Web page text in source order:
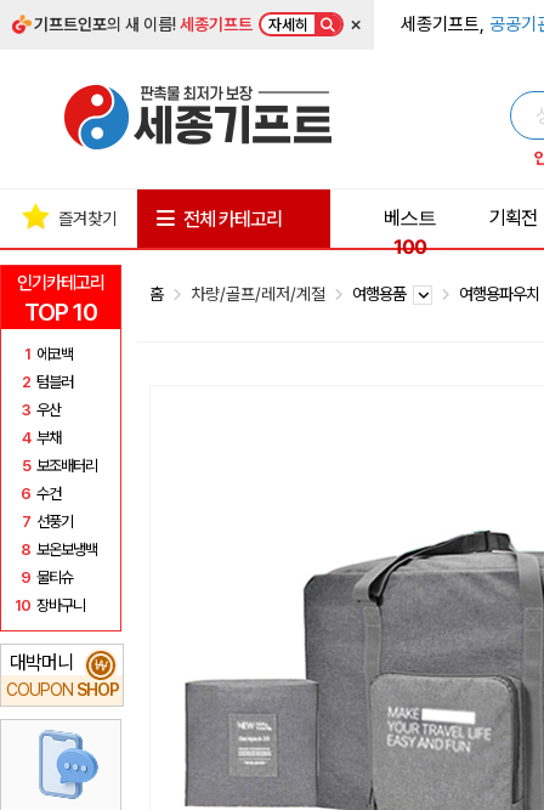
기프트인포의 새 이름!세종기프트 자세히 × 세종기프트, 공공기
인기카테고리
TOP 10
1 에코백
2 텀블러
3 우산
4 부채
5 보조배터리
6 수건
7 선풍기
8 보온보냉백
9 물티슈
10 장바구니
대박머니
COUPON SHOP
₩
즐겨찾기 전체 카테고리
베스트
100
기획전
홈 차량/골프/레저/계절 여행용품 여행용파우